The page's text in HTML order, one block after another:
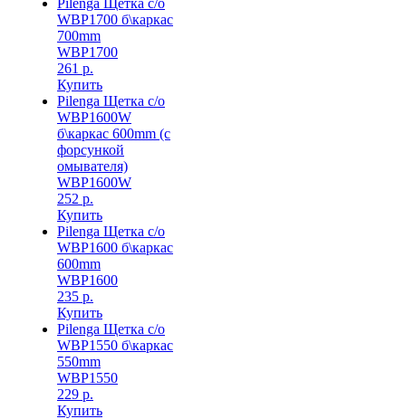
WBP1700 б\каркас
700mm
WBP1700
261 р.
Купить
Pilenga Щетка с/о
WBP1600W
б\каркас 600mm (с
форсункой
омывателя)
WBP1600W
252 р.
Купить
Pilenga Щетка с/о
WBP1600 б\каркас
600mm
WBP1600
235 р.
Купить
Pilenga Щетка с/о
WBP1550 б\каркас
550mm
WBP1550
229 р.
Купить